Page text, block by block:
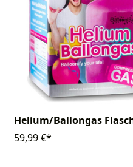
Helium/Ballongas
59,99 €*